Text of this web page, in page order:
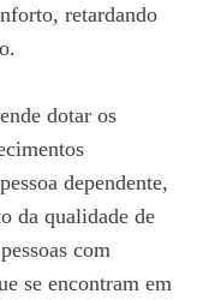
retardando
dotar os
dependente,
da qualidade de
com
se encontram em